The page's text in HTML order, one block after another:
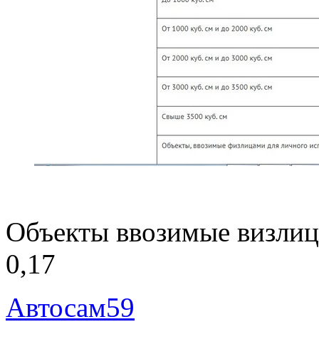
Объекты ввозимые
0,17
Автосам59